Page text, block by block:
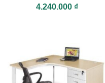
Được xếp
hạng55
4.240.000 ₫